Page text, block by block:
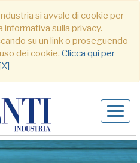
si avvale di cookie per
sulla privacy.
su un link o proseguendo
dei cookie. Clicca qui per